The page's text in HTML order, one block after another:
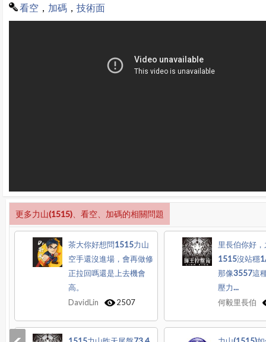
看空 加碼 技術面
更多力山(1515)、看空、加碼的相關問題
茶大你好想問1515力山
空手還沒進場，會再做修
正拉回嗎還是上去機會
高。
DavidLin
2507
里長伯你好
1515沒站穩
那像3557這
壓力...
何毅里長伯